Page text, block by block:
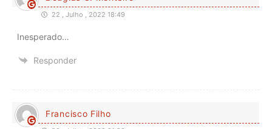
22 , Julho , 2022 18:49
Inesperado…
Responder
Francisco Filho